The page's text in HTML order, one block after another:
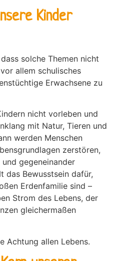
Kinder
solche Themen nicht
allem schulisches
Erwachsene zu
nicht vorleben und
mit Natur, Tieren und
werden Menschen
zerstören,
gegeneinander
das Bewusstsein dafür,
Erdenfamilie sind –
Strom des Lebens, der
gleichermaßen
Achtung allen Lebens.